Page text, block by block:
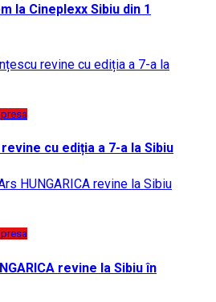
la Cineplexx Sibiu din 1
cu ediția a 7-a la Sibiu
revine la Sibiu în